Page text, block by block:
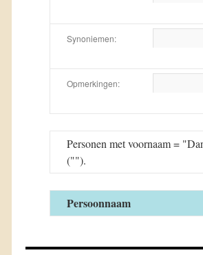
Synoniemen:
Opmerkingen:
Personen met voornaam =
("").
Persoonnaam